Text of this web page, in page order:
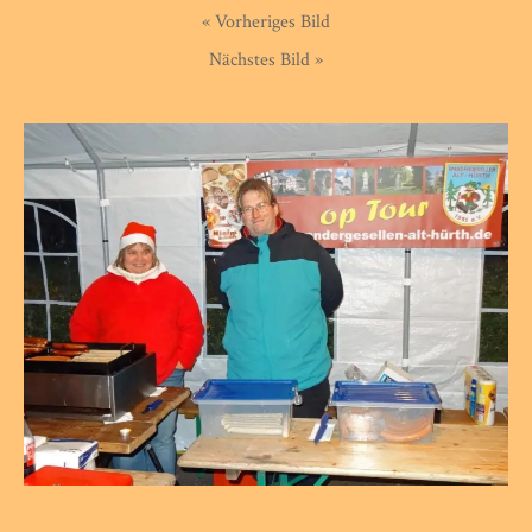
« Vorheriges Bild
Nächstes Bild »